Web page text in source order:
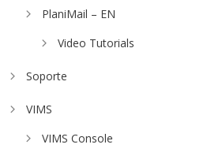
PlaniMail – EN
Video Tutorials
Soporte
VIMS
VIMS Console